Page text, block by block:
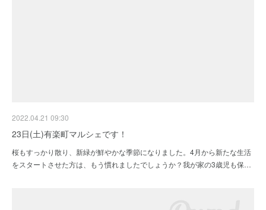
2022.04.21 09:30
23日(土)有楽町マルシェです！
桜もすっかり散り、新緑が鮮やかな季節になりました。4月から新たな生活
をスタートさせた方は、もう慣れましたでしょうか？我が家の3歳児も保…